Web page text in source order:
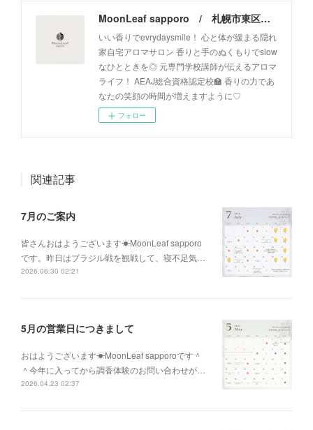
MoonLeaf sapporo / 札幌市東区の100種類以上の香りが楽しめるアロマスクール＆トリートメントサロン
いい香りでevrydaysmile！ 心と体が緩まる隠れ
家自宅アロマサロン 香りと手のぬくもりでslow
なひとときを◎ 元専門学校講師が伝えるアロマ
ライフ！ AEAJ総合資格認定校🏫 香りの力であ
なたの笑顔の時間が増えますように♡
フォロー
関連記事
7月のご案内
皆さんおはようございます☀MoonLeaf sapporo
です。昨日はブラジル戦を観戦して、寝不足気…
2026.06.30 02:21
5月の営業日につきまして
おはようございます☀MoonLeaf sapporoです＾
＾今年に入ってから調香体験のお問い合わせが…
2026.04.23 02:37